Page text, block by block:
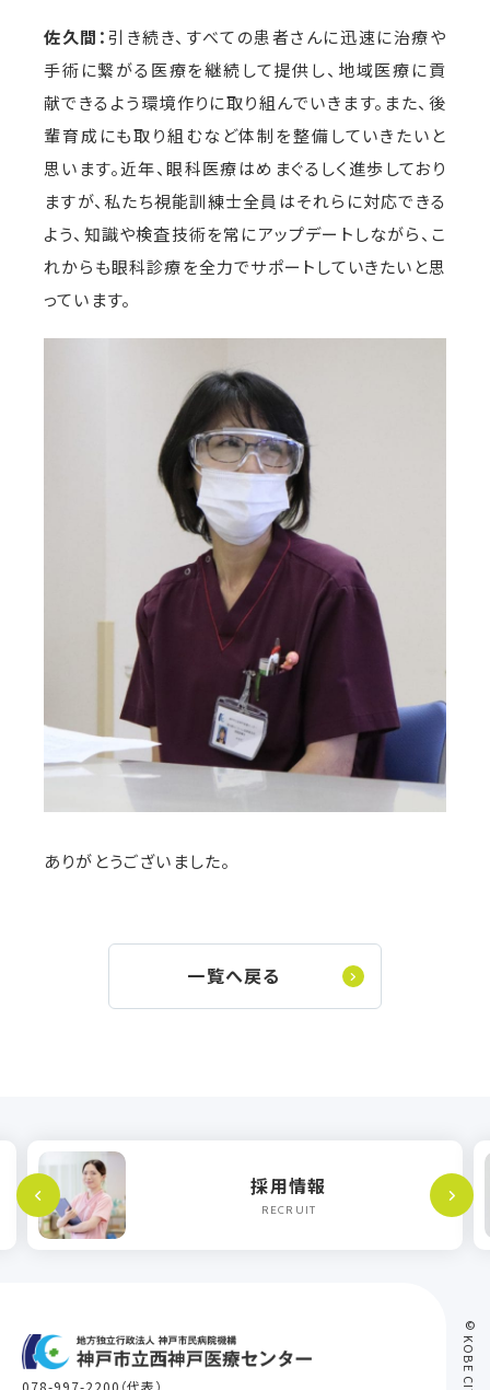
佐久間：引き続き、すべての患者さんに迅速に治療や
手術に繋がる医療を継続して提供し、地域医療に貢
献できるよう環境作りに取り組んでいきます。また、後
輩育成にも取り組むなど体制を整備していきたいと
思います。近年、眼科医療はめまぐるしく進歩しており
ますが、私たち視能訓練士全員はそれらに対応できる
よう、知識や検査技術を常にアップデートしながら、こ
れからも眼科診療を全力でサポートしていきたいと思
っています。
ありがとうございました。
一覧へ戻る
採用情報
RECRUIT